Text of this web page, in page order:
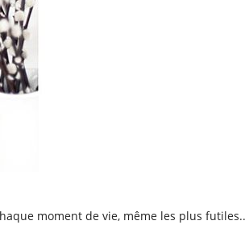
moment de vie, même les plus